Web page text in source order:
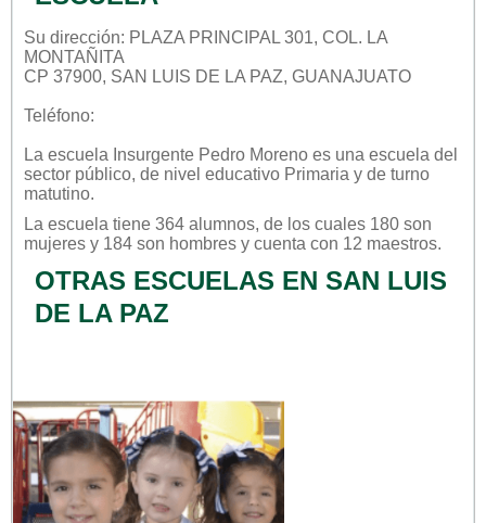
Su dirección: PLAZA PRINCIPAL 301, COL. LA
MONTAÑITA
CP 37900, SAN LUIS DE LA PAZ, GUANAJUATO
Teléfono:
La escuela Insurgente Pedro Moreno es una escuela del
sector público, de nivel educativo Primaria y de turno
matutino.
La escuela tiene 364 alumnos, de los cuales 180 son
mujeres y 184 son hombres y cuenta con 12 maestros.
OTRAS ESCUELAS EN SAN LUIS
DE LA PAZ